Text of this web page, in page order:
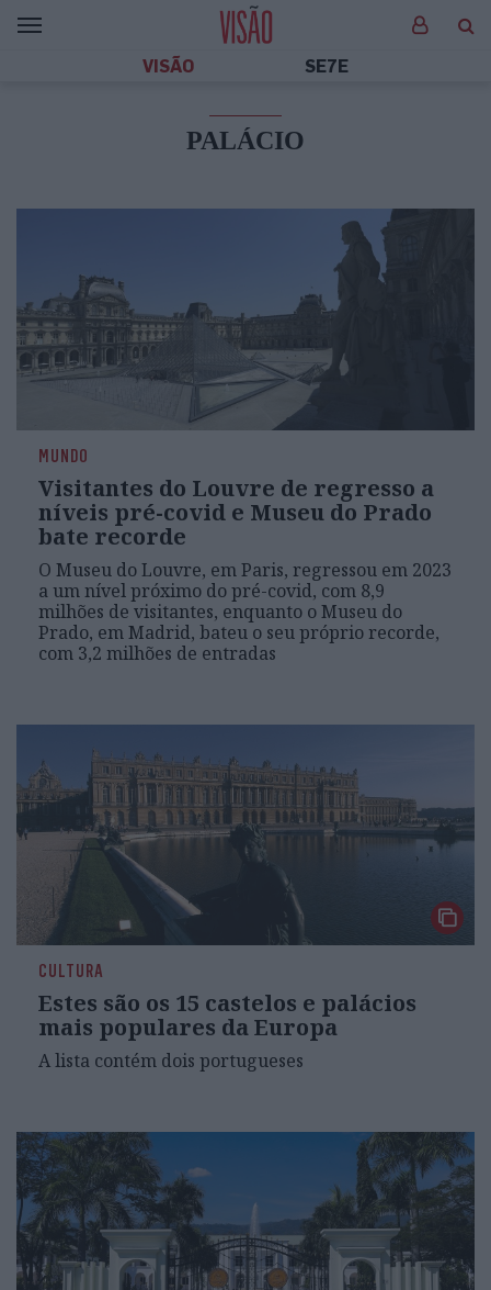
VISÃO SE7E
PALÁCIO
MUNDO
Visitantes do Louvre de regresso a
níveis pré-covid e Museu do Prado
bate recorde
O Museu do Louvre, em Paris, regressou em 2023
a um nível próximo do pré-covid, com 8,9
milhões de visitantes, enquanto o Museu do
Prado, em Madrid, bateu o seu próprio recorde,
com 3,2 milhões de entradas
CULTURA
Estes são os 15 castelos e palácios
mais populares da Europa
A lista contém dois portugueses